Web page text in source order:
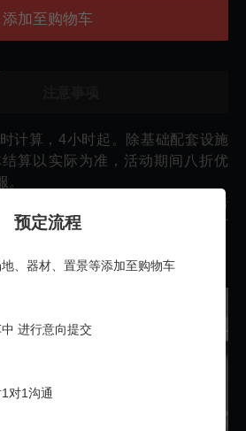
添加至购物车
计算，4小时起。除基础配套设施
算以实际为准，活动期间八折优
更改、调整部分配套设施，具体情
信息准确，请与官方客服确认预订
预定流程
、器材、置景等添加至购物车
进行意向提交
对1沟通